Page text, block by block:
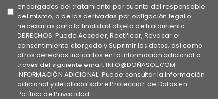
encargados del tratamiento por cuenta del responsable
del mismo, o de las derivadas por obligación legal o
necesarias para la finalidad objeto de tratamiento.
DERECHOS: Puede Acceder, Rectificar, Revocar el
consentimiento otorgado y Suprimir los datos, así como
otros derechos indicados en la información adicional a
través del siguiente email: INFO@DOÑASOL.COM
INFORMACIÓN ADICIONAL: Puede consultar la información
adicional y detallada sobre Protección de Datos en
Política de Privacidad